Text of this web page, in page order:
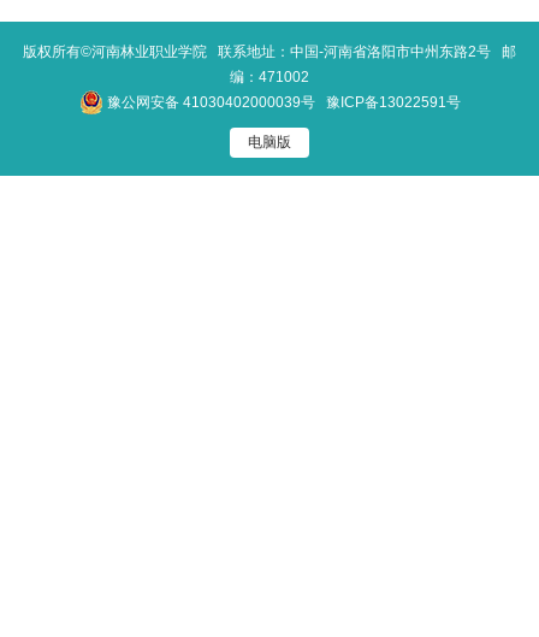
版权所有©河南林业职业学院 联系地址：中国-河南省洛阳市中州东路2号 邮
编：471002
豫公网安备 41030402000039号
豫ICP备13022591号
电脑版